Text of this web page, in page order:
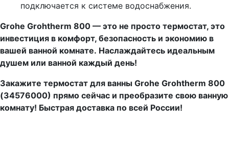
подключается к системе водоснабжения.
Grohe Grohtherm 800 — это не просто термостат, это
инвестиция в комфорт, безопасность и экономию в
вашей ванной комнате. Наслаждайтесь идеальным
душем или ванной каждый день!
Закажите термостат для ванны Grohe Grohtherm 800
(34576000) прямо сейчас и преобразите свою ванную
комнату! Быстрая доставка по всей России!